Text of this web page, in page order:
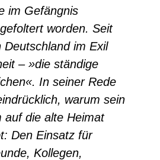
im Gefängnis
worden. Seit
Deutschland im Exil
– »die ständige
In seiner Rede
warum sein
auf die alte Heimat
Den Einsatz für
Kollegen,